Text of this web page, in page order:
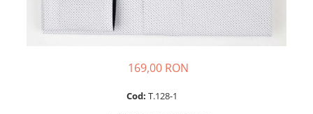
169,00 RON
Cod: T.128-1